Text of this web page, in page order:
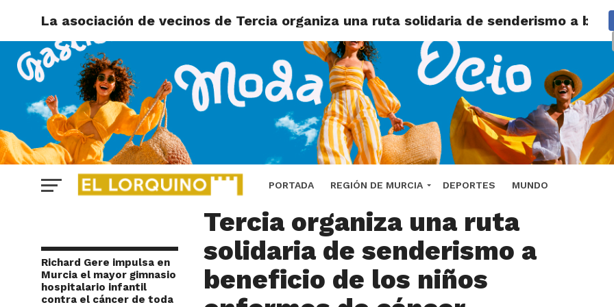
PORTADA REGIÓN DE MURCIA DEPORTES MUNDO
La asociación de vecinos de Tercia organiza una ruta solidaria de senderismo a
Richard Gere impulsa en
Murcia el mayor gimnasio
hospitalario infantil
contra el cáncer de toda
DEPORTES
La asociación de vecinos de
Tercia organiza una ruta
solidaria de senderismo a
beneficio de los niños